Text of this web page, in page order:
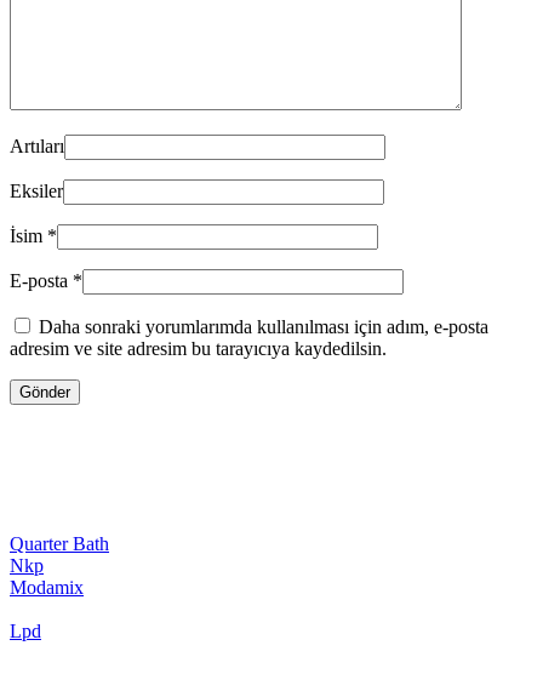
Artıları
Eksiler
İsim *
E-posta *
Daha sonraki yorumlarımda kullanılması için adım, e-posta
adresim ve site adresim bu tarayıcıya kaydedilsin.
Quarter Bath
Nkp
Modamix
Lpd